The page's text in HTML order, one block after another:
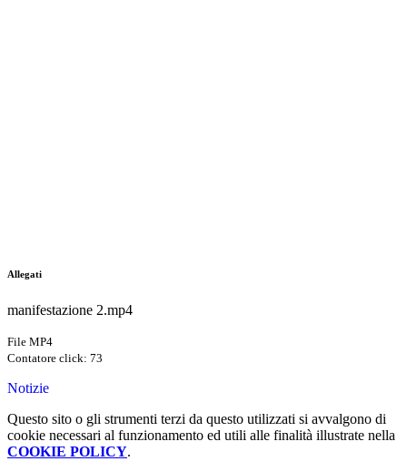
Allegati
manifestazione 2.mp4
File MP4
Contatore click: 73
Notizie
Questo sito o gli strumenti terzi da questo utilizzati si avvalgono di
cookie necessari al funzionamento ed utili alle finalità illustrate nella
COOKIE POLICY.